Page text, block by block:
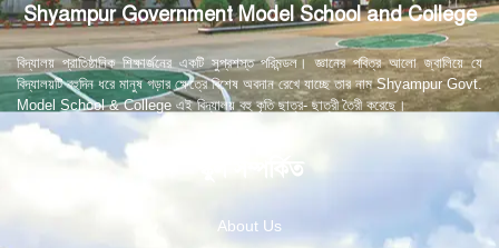
Shyampur Government Model School and College
বিদ্যালয় প্রাতিষ্ঠানিক শিক্ষার্জনের একটি সুপ্রশস্ত পরিমন্ডল। জ্ঞানের পবিত্র আলো জ্বালিয়ে যে
বিদ্যালয়টি বহুদিন ধরে মানুষ গড়ার ক্ষেত্রে বিশেষ অবদান রেখে যাচ্ছে তার নাম Shyampur Govt.
Model School & College এই বিদ্যালয় বহু কৃতি ছাত্র- ছাত্রী তৈরী করেছে।
স্কুল সম্পর্কিত
About Us